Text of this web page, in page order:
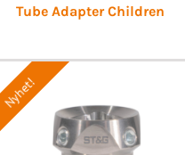
Tube Adapter Children
Nyhet!